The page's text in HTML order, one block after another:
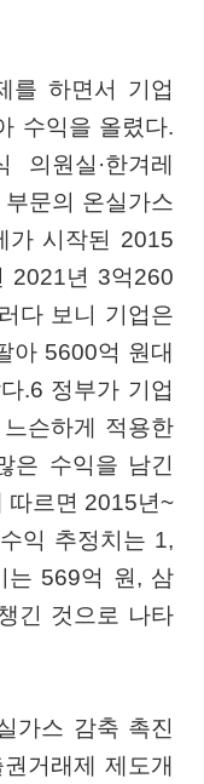
를 하면서 기업
수익을 올렸다.
의원실·한겨레
문의 온실가스
가 시작된 2015
2021년 3억260
다 보니 기업은
아 5600억 원대
.6 정부가 기업
슨하게 적용한
은 수익을 남긴
따르면 2015년~
익 추정치는 1,
는 569억 원, 삼
긴 것으로 나타
가스 감축 촉진
거래제 제도개